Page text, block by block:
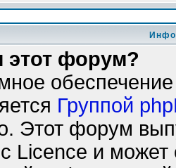
этот форум?
Группой
Этот форум
Licence и может